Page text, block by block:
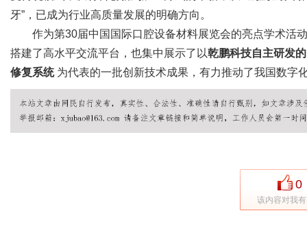
牙”，已成为行业高质量发展的明确方向。
作为第30届中国国际口腔设备材料展览会的亮点学术活
搭建了高水平交流平台，也集中展示了以乾鹏科技自主研发的
修复系统为代表的一批创新技术成果，有力推动了我国数字
0
该内容对我